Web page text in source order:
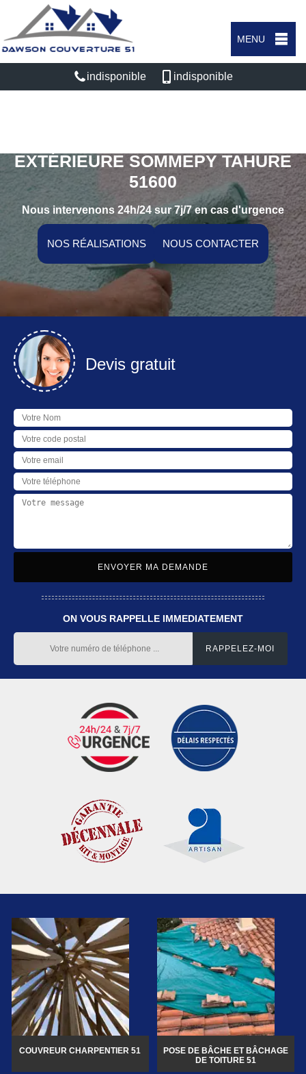
MENU
indisponible indisponible
EXTÉRIEURE SOMMEPY TAHURE
51600
Nous intervenons 24h/24 sur 7j/7 en cas d'urgence
NOS RÉALISATIONS NOUS CONTACTER
Devis gratuit
ON VOUS RAPPELLE IMMEDIATEMENT
COUVREUR CHARPENTIER 51
POSE DE BÂCHE ET BÂCHAGE
DE TOITURE 51